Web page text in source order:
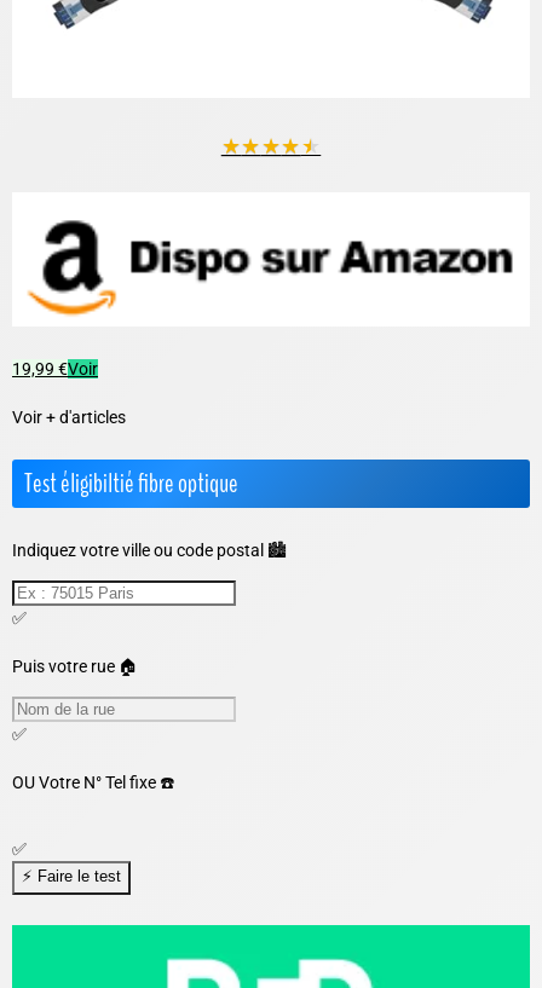
★★★★★
19,99 €Voir
Voir + d'articles
Test éligibiltié fibre optique
Indiquez votre ville ou code postal 🏙️
✅
Puis votre rue 🏠
✅
OUVotre N° Tel fixe ☎️
✅